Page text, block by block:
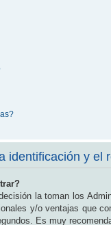
identificación y el
la toman los
y/o ventajas que
Es muy